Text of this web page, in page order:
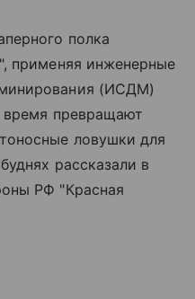
полка
применяя инженерные
(ИСДМ)
время превращают
ловушки для
рассказали в
РФ "Красная